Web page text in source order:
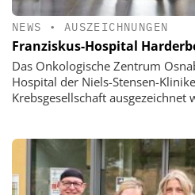
NEWS • AUSZEICHNUNGEN
Franziskus-Hospital
Das Onkologische Zentrum
Hospital der Niels-Stensen-
Krebsgesellschaft ausgezeichnet